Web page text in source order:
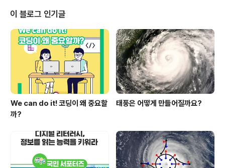
경 및 안전성, 프로그램 우수성)에 대한 3단계 심사*를 거
쳐 345개(공공부문 112개, 민간부문 233개) 기관을 최종
선정하였다. * (1단계) 진로체험지원센터 서면‧현장심사
→ (2단계) 권역별 인증심사 → (3단계) 인증위원회 교육
기부 진로체험기관 인증제는 학생에게 양질의 진로체험 기
회를 무료..
이 블로그 인기글
We can do it! 코딩이 왜 중요할
까?
태풍은 어떻게 만들어질까요?